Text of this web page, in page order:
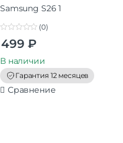
o
t
o
f
5
(0)
499 ₽
В наличии
Гарантия 12 месяцев
Сравнение